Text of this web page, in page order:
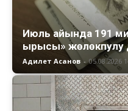
Июль айында 191
ырысы»
Адилет Асанов - 05.08.2026